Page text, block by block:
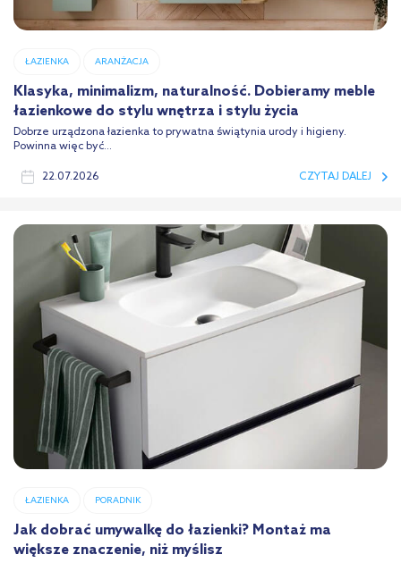
ŁAZIENKA ARANŻACJA
Klasyka, minimalizm, naturalność. Dobieramy meble
łazienkowe do stylu wnętrza i stylu życia
Dobrze urządzona łazienka to prywatna świątynia urody i higieny.
Powinna więc być...
22.07.2026 CZYTAJ DALEJ
ŁAZIENKA PORADNIK
Jak dobrać umywalkę do łazienki? Montaż ma
większe znaczenie, niż myślisz